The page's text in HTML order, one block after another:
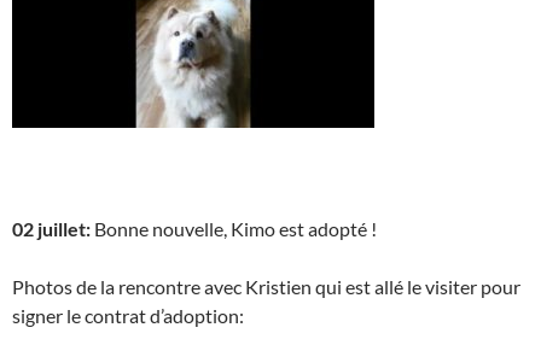
02 juillet: Bonne nouvelle, Kimo est adopté !
Photos de la rencontre avec Kristien qui est allé le visiter pour
signer le contrat d’adoption: